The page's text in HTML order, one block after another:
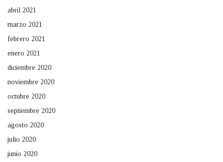
abril 2021
marzo 2021
febrero 2021
enero 2021
diciembre 2020
noviembre 2020
octubre 2020
septiembre 2020
agosto 2020
julio 2020
junio 2020